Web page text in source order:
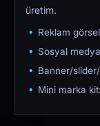
üretim.
Reklam
Sosyal
Banner/
Mini marka